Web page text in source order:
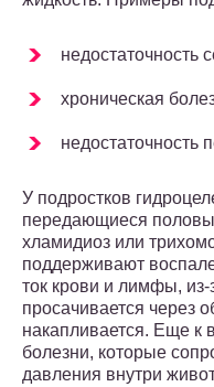
недостаточность
хроническая
недостаточность
У подростков
передающиеся
хламидиоз или
поддерживают
ток крови и лимфы, из-
просачивается через
накапливается. Еще к
болезни, которые
давления внутри